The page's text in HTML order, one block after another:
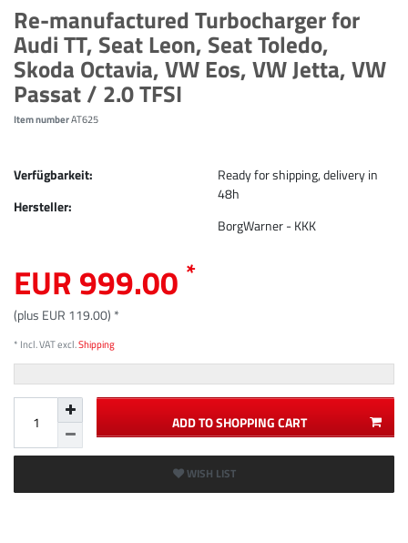
Re-manufactured Turbocharger for
Audi TT, Seat Leon, Seat Toledo,
Skoda Octavia, VW Eos, VW Jetta, VW
Passat / 2.0 TFSI
Item numberAT625
Verfügbarkeit:
Hersteller:
Ready for shipping, delivery in
48h
BorgWarner - KKK
EUR 999.00 *
(plus EUR 119.00) *
* Incl. VAT excl.Shipping
ADD TO SHOPPING CART
WISH LIST